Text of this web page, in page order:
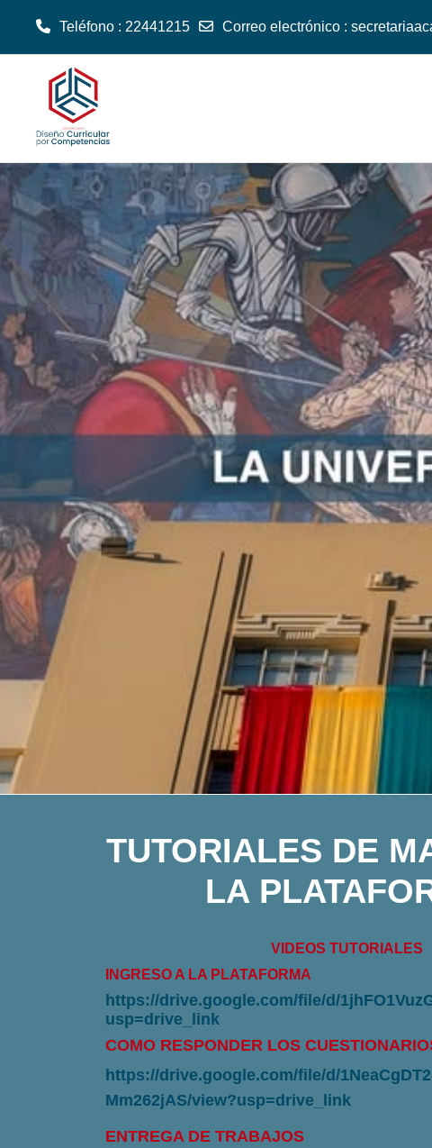
Teléfono : 22441215 Correo electrónico :
TUTORIALES DE
LA
VIDEOS TUTORIALES
INGRESO A LA PLATAFORMA
https://drive.google.com/file/d/
usp=drive_link
COMO RESPONDER LOS
https://drive.google.com/file/d/
Mm262jAS/view?usp=drive_link
ENTREGA DE TRABAJOS